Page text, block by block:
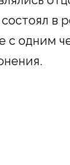
в
с одним